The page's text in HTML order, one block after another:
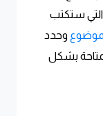
التي ستكتب
وحدد
بشكل